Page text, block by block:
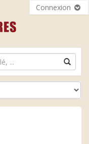
Connexion